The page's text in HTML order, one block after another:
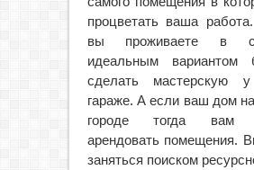
процветать ваша
вы проживаете в
идеальным
сделать мастерскую
гараже. А если ваш дом
городе тогда вам
арендовать помещения.
заняться поиском